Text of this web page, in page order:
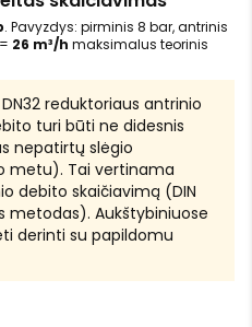
. Pavyzdys: pirminis 8 bar, antrinis
26 m³/h maksimalus teorinis
DN32 reduktoriaus antrinio
turi būti ne didesnis
nepatirtų slėgio
metu). Tai vertinama
debito skaičiavimą (DIN
metodas). Aukštybiniuose
derinti su papildomu